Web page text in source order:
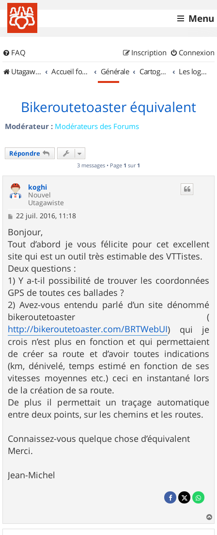
Menu
FAQ Connexion
Inscription
UtagawaVTT (Randos VTT et VTTAE avec traces GPS)
Accueil forum Générale Cartographie et GPS Les logiciels
Bikeroutetoaster équivalent
Modérateur : Modérateurs des Forums
Répondre
3 messages • Page 1 sur 1
koghi
Nouvel
Utagawiste
M
s
s
a
g
e
22 juil. 2016, 11:18
Bonjour,
Tout d’abord je vous félicite pour cet excellent
site qui est un outil très estimable des VTTistes.
Deux questions :
1) Y a-t-il possibilité de trouver les coordonnées
GPS de toutes ces ballades ?
2) Avez-vous entendu parlé d’un site dénommé
bikeroutetoaster (
http://bikeroutetoaster.com/BRTWebUI) qui je
crois n’est plus en fonction et qui permettaient
de créer sa route et d’avoir toutes indications
(km, dénivelé, temps estimé en fonction de ses
vitesses moyennes etc.) ceci en instantané lors
de la création de sa route.
De plus il permettait un traçage automatique
entre deux points, sur les chemins et les routes.
Connaissez-vous quelque chose d’équivalent
Merci.
Jean-Michel
a